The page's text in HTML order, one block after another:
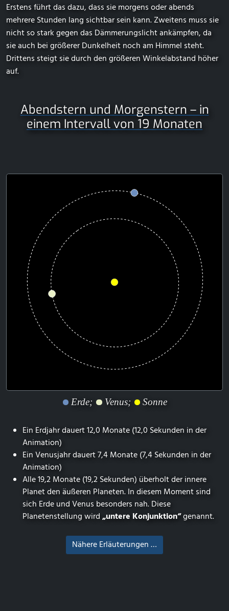
Erstens führt das dazu, dass sie morgens oder abends
mehrere Stunden lang sichtbar sein kann. Zweitens muss sie
nicht so stark gegen das Dämmerungslicht ankämpfen, da
sie auch bei größerer Dunkelheit noch am Himmel steht.
Drittens steigt sie durch den größeren Winkelabstand höher
auf.
Abendstern und Morgenstern – in
einem Intervall von 19 Monaten
Erde; Venus; Sonne
Ein Erdjahr dauert 12,0 Monate (12,0 Sekunden in der
Animation)
Ein Venusjahr dauert 7,4 Monate (7,4 Sekunden in der
Animation)
Alle 19,2 Monate (19,2 Sekunden) überholt der innere
Planet den äußeren Planeten. In diesem Moment sind
sich Erde und Venus besonders nah. Diese
Planetenstellung wird„untere Konjunktion“genannt.
Nähere Erläuterungen …